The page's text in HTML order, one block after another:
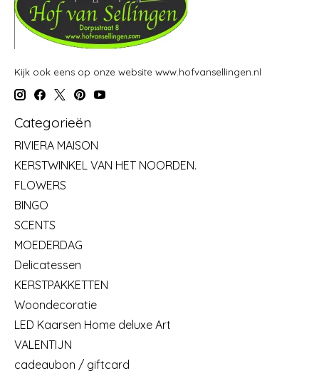
Kijk ook eens op onze website www.hofvansellingen.nl
Categorieën
RIVIERA MAISON
KERSTWINKEL VAN HET NOORDEN.
FLOWERS
BINGO
SCENTS
MOEDERDAG
Delicatessen
KERSTPAKKETTEN
Woondecoratie
LED Kaarsen Home deluxe Art
VALENTIJN
cadeaubon / giftcard